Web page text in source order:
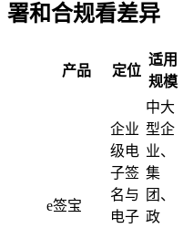
署和合规看差异
产品 定位
适用
规模
e签宝
企业
级电
子签
名与
电子
中大
型企
业、
集
团、
政